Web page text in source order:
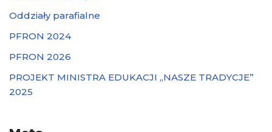
Oddziały parafialne
PFRON 2024
PFRON 2026
PROJEKT MINISTRA EDUKACJI „NASZE TRADYCJE”
2025